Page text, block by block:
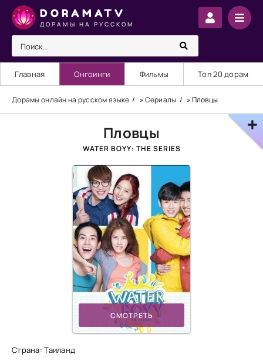
DORAMATV
ДОРАМЫ НА РУССКОМ
Главная Онгоинги Фильмы Топ 20 дорам
Дорамы онлайн на русском языке »Сериалы » Пловцы
Пловцы
WATER BOYY: THE SERIES
СМОТРЕТЬ
Страна: Таиланд